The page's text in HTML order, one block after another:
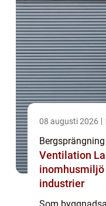
08 augusti 2026
Bergsprängning
Ventilation
industrier